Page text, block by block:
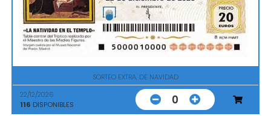
SORTEO EXTRA. DE NAVIDAD
22/12/2026
116 DISPONIBLES 0